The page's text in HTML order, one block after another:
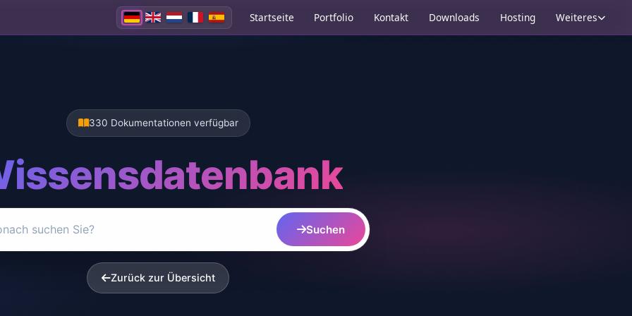
Startseite Portfolio Kontakt Downloads Hosting Weiteres
330 Dokumentationen verfügbar
Suchen
Zurück zur Übersicht